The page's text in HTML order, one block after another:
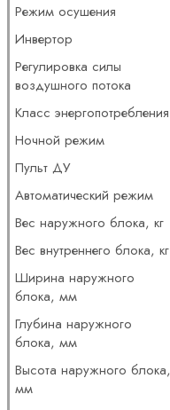
Режим осушения
Инвертор
Регулировка силы
воздушного потока
Класс энергопотребления
Ночной режим
Пульт ДУ
Автоматический режим
Вес наружного блока, кг
Вес внутреннего блока, кг
Ширина наружного
блока, мм
Глубина наружного
блока, мм
Высота наружного блока,
мм